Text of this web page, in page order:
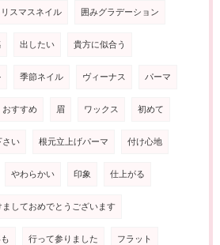
スマスネイル 囲みグラデーション
出したい 貴方に似合う
季節ネイル ヴィーナス パーマ
おすすめ 眉 ワックス 初めて
さい 根元立上げパーマ 付け心地
やわらかい 印象 仕上がる
ましておめでとうございます
行って参りました フラット